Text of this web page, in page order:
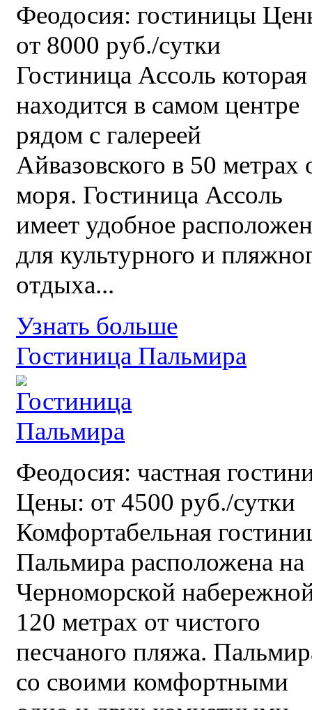
Феодосия: гостиницы
от 8000 руб./сутки
Гостиница Ассоль которая
находится в самом центре
рядом с галереей
Айвазовского в 50 метрах
моря. Гостиница Ассоль
имеет удобное
для культурного и
отдыха...
Узнать больше
Гостиница Пальмира
Феодосия: частная
Цены: от 4500 руб./сутки
Комфортабельная
Пальмира расположена на
Черноморской
120 метрах от чистого
песчаного пляжа.
со своими комфортными